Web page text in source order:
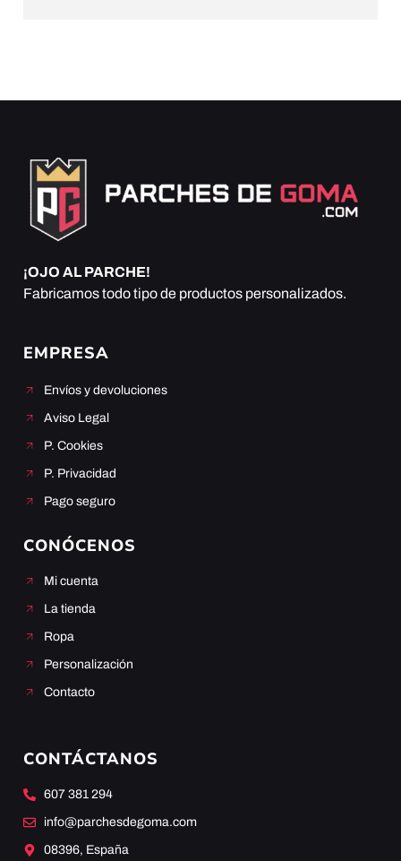
¡OJO AL PARCHE!
Fabricamos todo tipo de productos personalizados.
EMPRESA
Envíos y devoluciones
Aviso Legal
P. Cookies
P. Privacidad
Pago seguro
CONÓCENOS
Mi cuenta
La tienda
Ropa
Personalización
Contacto
CONTÁCTANOS
607 381 294
info@parchesdegoma.com
08396, España